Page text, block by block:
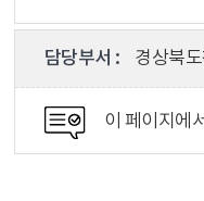
담당부서 : 경상북도
이 페이지에